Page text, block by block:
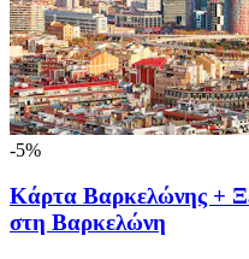
-5%
Κάρτα Βαρκελώνης +
στη Βαρκελώνη